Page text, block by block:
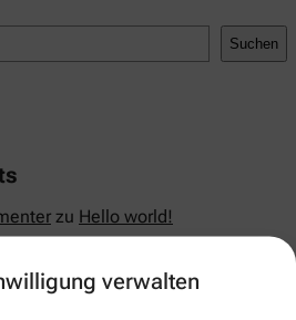
verwalten
Suchen
zu Hello world!